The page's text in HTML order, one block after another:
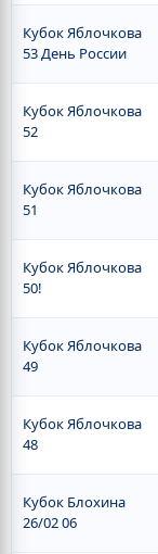
Кубок Яблочкова
53 День России
Кубок Яблочкова
52
Кубок Яблочкова
51
Кубок Яблочкова
50!
Кубок Яблочкова
49
Кубок Яблочкова
48
Кубок Блохина
26/02 06